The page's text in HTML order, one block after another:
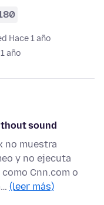
Hace 1 año
año
sound
no muestra
y no ejecuta
Cnn.com o
(leer más)